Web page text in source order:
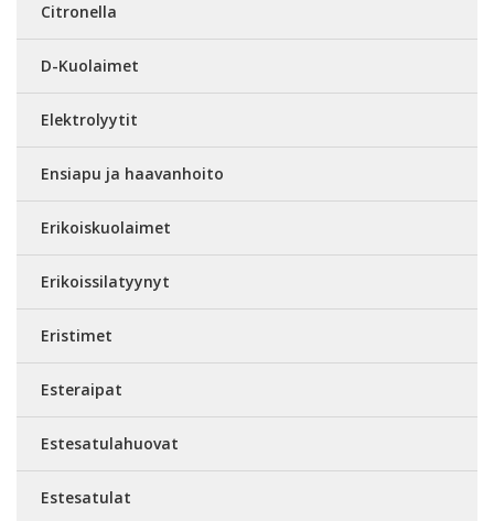
Citronella
D-Kuolaimet
Elektrolyytit
Ensiapu ja haavanhoito
Erikoiskuolaimet
Erikoissilatyynyt
Eristimet
Esteraipat
Estesatulahuovat
Estesatulat